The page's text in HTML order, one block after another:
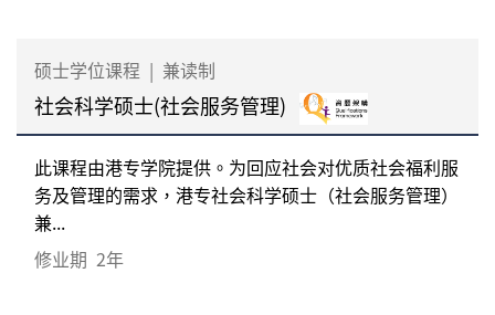
硕士学位课程 | 兼读制
社会科学硕士(社会服务管理)
此课程由港专学院提供。为回应社会对优质社会福利服
务及管理的需求，港专社会科学硕士（社会服务管理）
兼...
修业期 2年